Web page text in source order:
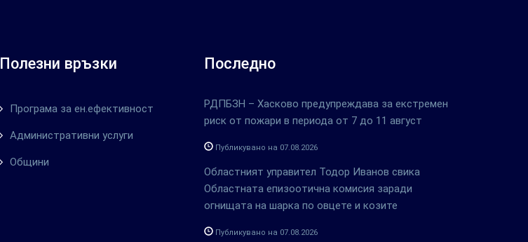
Полезни връзки
Програма за ен.ефективност
Административни услуги
Общини
Последно
РДПБЗН – Хасково предупреждава за екстремен
риск от пожари в периода от 7 до 11 август
Публикувано на 07.08.2026
Областният управител Тодор Иванов свика
Областната епизоотична комисия заради
огнищата на шарка по овцете и козите
Публикувано на 07.08.2026